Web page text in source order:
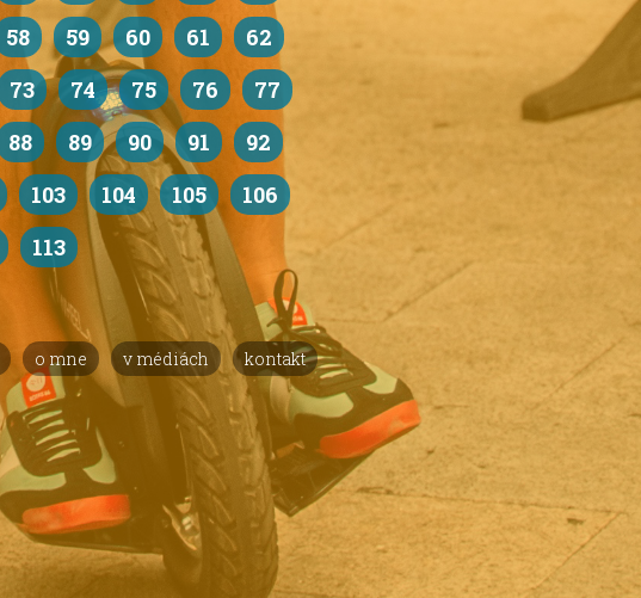
58 59 60 61
62
73 74 75 76
77
88 89 90 91
92
103 104 105
106
113
o mne v médiách kontakt